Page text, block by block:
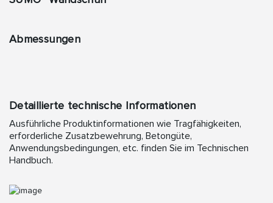
Abmessungen
Detaillierte technische Informationen
Ausführliche Produktinformationen wie Tragfähigkeiten,
erforderliche Zusatzbewehrung, Betongüte,
Anwendungsbedingungen, etc. finden Sie im Technischen
Handbuch.